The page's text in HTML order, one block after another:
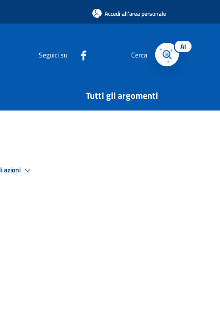
Accedi all'area personale
Seguici su Cerca
AI
Tutti gli argomenti
azioni